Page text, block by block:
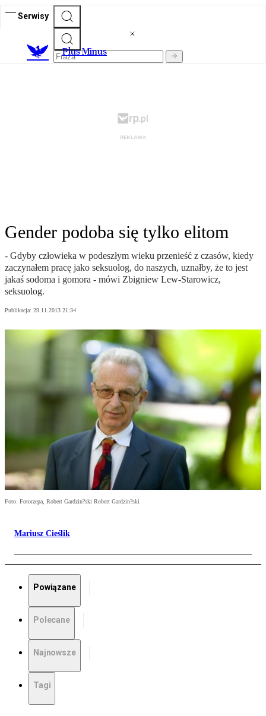
Serwisy
Plus Minus
Gender podoba się tylko elitom
- Gdyby człowieka w podeszłym wieku przenieść z czasów, kiedy
zaczynałem pracę jako seksuolog, do naszych, uznałby, że to jest
jakaś sodoma i gomora - mówi Zbigniew Lew-Starowicz,
seksuolog.
Publikacja: 29.11.2013 21:34
Foto: Fotorzepa, Robert Gardzin?ski Robert Gardzin?ski
Mariusz Cieślik
Powiązane
Polecane
Najnowsze
Tagi